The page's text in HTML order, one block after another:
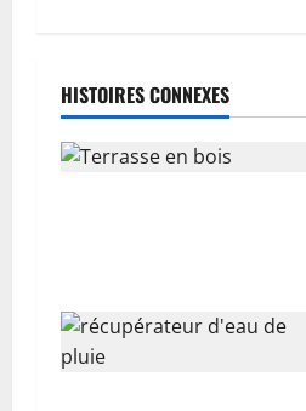
r
t
i
e
HISTOIRES CONNEXES